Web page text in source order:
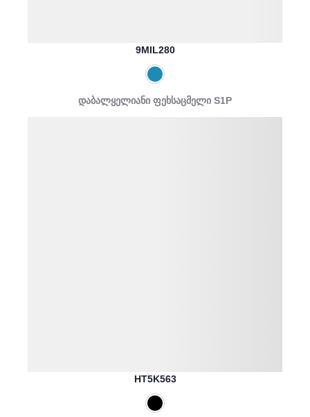
9MIL280
დაბალყელიანი ფეხსაცმელი S1P
HT5K563